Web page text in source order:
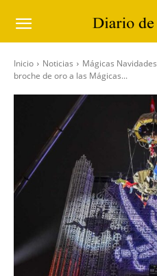
Inicio Noticias Mágicas Navidades
broche de oro a las Mágicas...